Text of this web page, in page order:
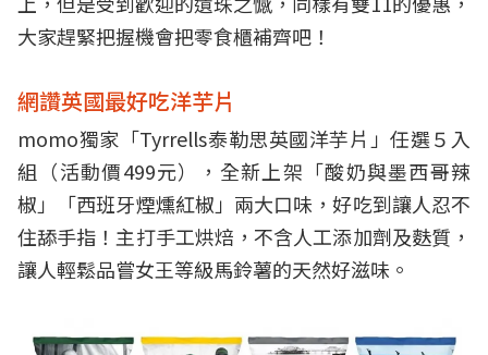
大家趕緊把握機會把零食櫃補齊吧！
網讚英國最好吃洋芋片
momo獨家「Tyrrells泰勒思英國洋芋片」任選５入
組（活動價499元），全新上架「酸奶與墨西哥辣
椒」「西班牙煙燻紅椒」兩大口味，好吃到讓人忍不
住舔手指！主打手工烘焙，不含人工添加劑及麩質，
讓人輕鬆品嘗女王等級馬鈴薯的天然好滋味。